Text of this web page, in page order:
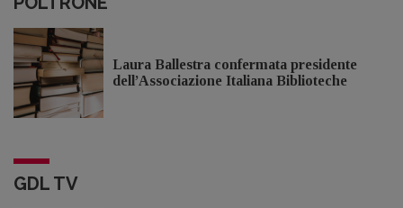
Laura Ballestra confermata presidente
dell’Associazione Italiana Biblioteche
GDL TV